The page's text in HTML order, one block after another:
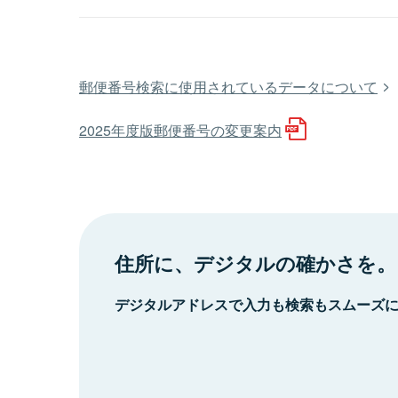
郵便番号検索に使用されているデータについて
2025年度版郵便番号の変更案内
住所に、デジタルの確かさを。
デジタルアドレスで入力も検索もスムーズ